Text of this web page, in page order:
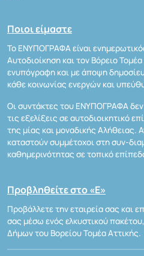
Ποιοι είμαστε
Το ΕΝΥΠΟΓΡΑΦΑ είναι
Αυτοδιοίκηση και τον Βόρειο
ενυπόγραφη και με άποψη
κάθε κοινωνίας ενεργών και
Οι συντάκτες του ΕΝΥΠΟΓΡΑΦΑ
τις εξελίξεις σε αυτοδιοικητικό
της μίας και μοναδικής Αλήθειας.
καταστούν συμμέτοχοι στη συν-
καθημερινότητας σε τοπικό
Προβληθείτε στο «Ε»
Προβάλλετε την εταιρεία σας και
σας μέσω ενός ελκυστικού
Δήμων του Βορείου Τομέα Αττικής.